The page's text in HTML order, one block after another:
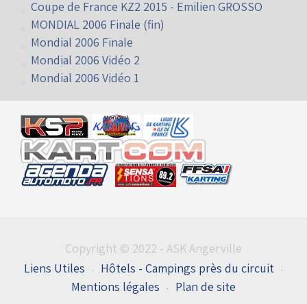
Kart Festival 2015 - Ambiance paddock
Kart Festival 2015 - Caméra embarquée
Coupe de France KZ2 2015 - Emilien GROSSO
MONDIAL 2006 Finale (fin)
Mondial 2006 Finale
Mondial 2006 Vidéo 1
Copyright © 2022 - ASK Angerville